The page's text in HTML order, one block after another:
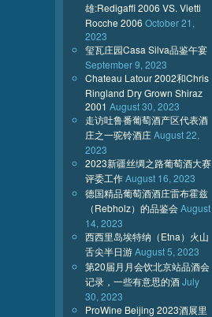
雄:Redigaffi 2006 VS. Vietti
Rocche 2006 October 21,
2023
玺瓦庄园Casa Silva品鉴午宴
September 9, 2023
Chateau Latour 2002和Chris
Ringland Dry Grown Shiraz
2001 August 30, 2023
走访吐鲁番葡萄酒产区代表酒
庄之一驼铃酒庄August 22,
2023
2023新疆丝绸之路葡萄酒大赛
评委工作August 16, 2023
德国精品葡萄酒酒庄雷布霍兹
（Rebholz）的品鉴会August
14, 2023
西西里岛埃特纳（Etna）火山
舌尖半日游August 5, 2023
第20届月月会饮北京站品酒会
记录，一些有意思的酒July
30, 2023
ProWine Beijing 2023酒展里